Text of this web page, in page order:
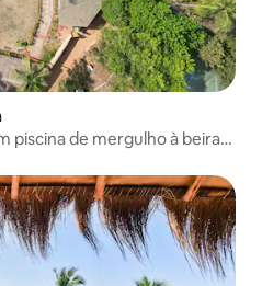
piscina de mergulho à beira-